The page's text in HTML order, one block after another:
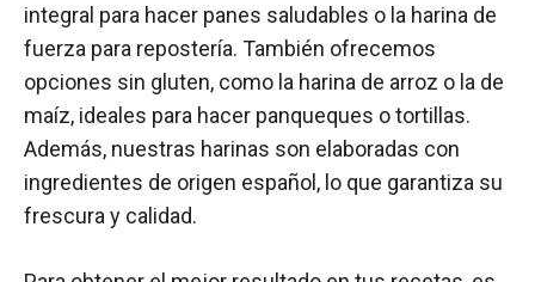
integral para hacer panes saludables o la harina de
fuerza para repostería. También ofrecemos
opciones sin gluten, como la harina de arroz o la de
maíz, ideales para hacer panqueques o tortillas.
Además, nuestras harinas son elaboradas con
ingredientes de origen español, lo que garantiza su
frescura y calidad.